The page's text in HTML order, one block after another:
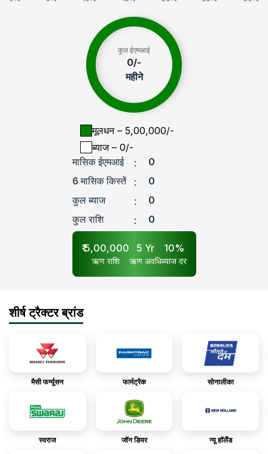
कुल ईएमआई
0/-
महीने
मूलधन– ₹ 5,00,000/-
ब्याज– ₹ 0/-
मासिक ईएमआई
:
0
6 मासिक किस्तें
:
0
कुल ब्याज
:
0
कुल राशि
: 0
₹5,00,000
ऋण राशि
5 Yr
ऋण अवधि
10%
ब्याज दर
शीर्ष ट्रैक्टर ब्रांड
मैसी फर्ग्यूसन फार्मट्रैक सोनालीका
स्वराज जॉन डियर न्यू हॉलैंड